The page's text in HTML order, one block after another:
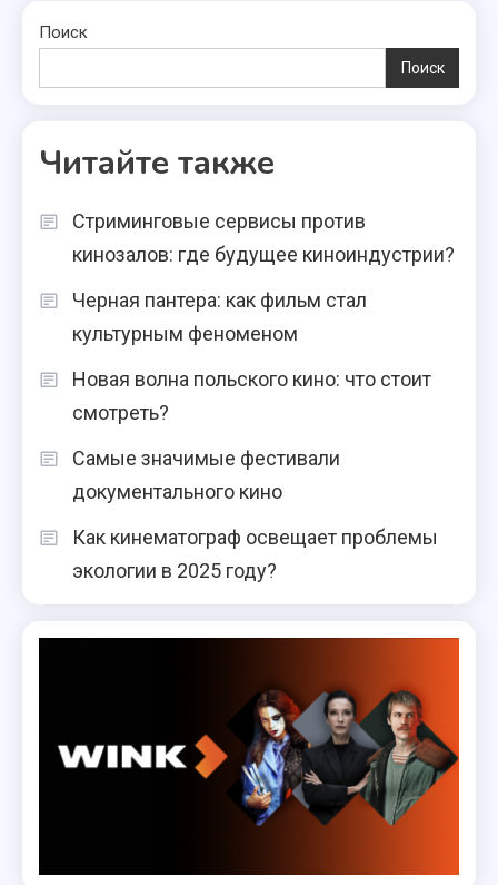
Поиск
Поиск
Читайте также
Стриминговые сервисы против
кинозалов: где будущее киноиндустрии?
Черная пантера: как фильм стал
культурным феноменом
Новая волна польского кино: что стоит
смотреть?
Самые значимые фестивали
документального кино
Как кинематограф освещает проблемы
экологии в 2025 году?